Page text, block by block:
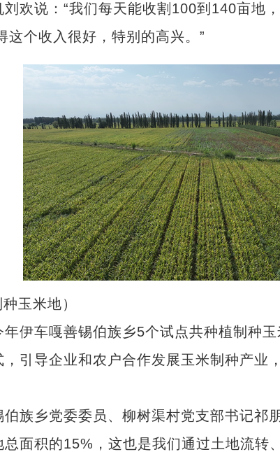
说：“我们每天能收割100到140亩地
这个收入很好，特别的高兴。”
玉米地）
车嘎善锡伯族乡5个试点共种植制种玉
，引导企业和农户合作发展玉米制种产业
乡党委委员、柳树渠村党支部书记祁
面积的15%，这也是我们通过土地流转